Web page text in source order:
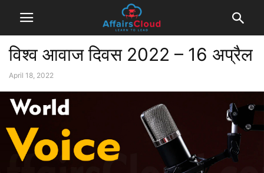
विश्व आवाज दिवस 2022 – 16 अप्रैल
April 18, 2022